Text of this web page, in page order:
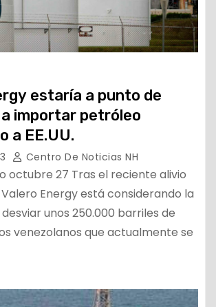
estaría a punto de
importar petróleo
a EE.UU.
Centro De Noticias NH
octubre 27 Tras el reciente alivio
Energy está considerando la
unos 250.000 barriles de
venezolanos que actualmente se